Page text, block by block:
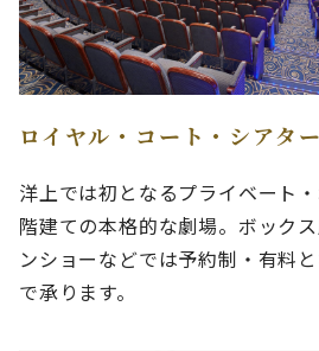
ロイヤル・コート・シアター
洋上では初となるプライベート
階建ての本格的な劇場。ボック
ンショーなどでは予約制・有料
で承ります。